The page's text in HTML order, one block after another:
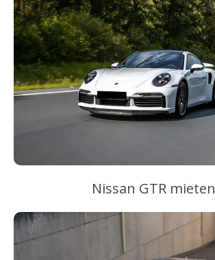
Nissan GTR mieten